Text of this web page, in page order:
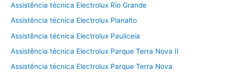
Assistência técnica Electrolux Rio Grande
Assistência técnica Electrolux Planalto
Assistência técnica Electrolux Pauliceia
Assistência técnica Electrolux Parque Terra Nova II
Assistência técnica Electrolux Parque Terra Nova